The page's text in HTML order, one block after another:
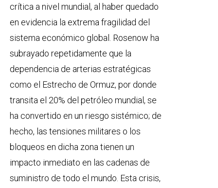
crítica a nivel mundial, al haber quedado
en evidencia la extrema fragilidad del
sistema económico global. Rosenow ha
subrayado repetidamente que la
dependencia de arterias estratégicas
como el Estrecho de Ormuz, por donde
transita el 20% del petróleo mundial, se
ha convertido en un riesgo sistémico; de
hecho, las tensiones militares o los
bloqueos en dicha zona tienen un
impacto inmediato en las cadenas de
suministro de todo el mundo. Esta crisis,